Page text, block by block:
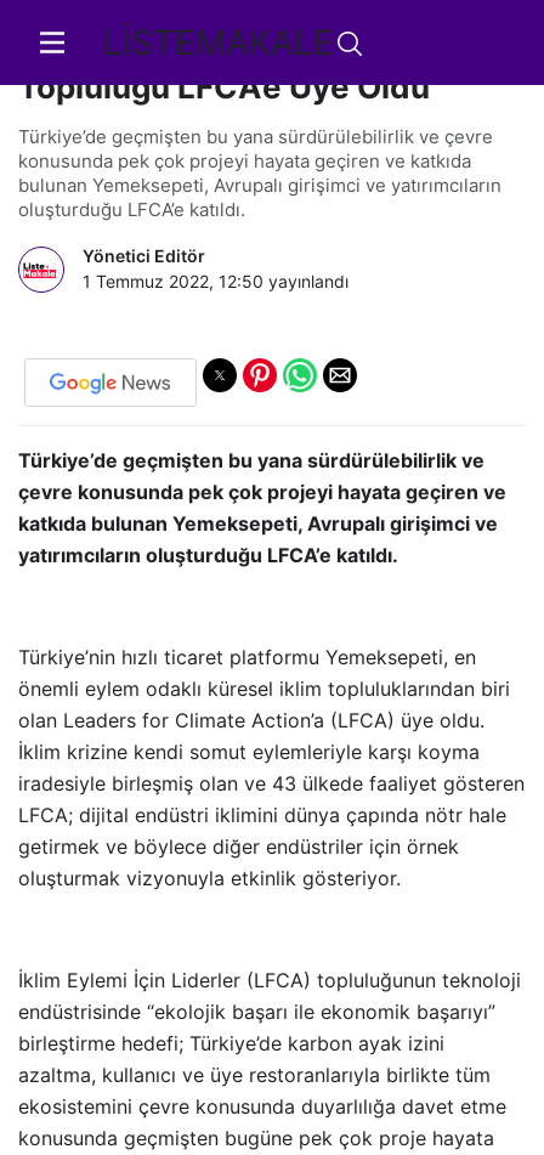
LİSTEMAKALE
Yemeksepeti, Eylem Odaklı İklim
Topluluğu LFCA’e Üye Oldu
Türkiye’de geçmişten bu yana sürdürülebilirlik ve çevre
konusunda pek çok projeyi hayata geçiren ve katkıda
bulunan Yemeksepeti, Avrupalı girişimci ve yatırımcıların
oluşturduğu LFCA’e katıldı.
Yönetici Editör
1 Temmuz 2022, 12:50 yayınlandı
Türkiye’de geçmişten bu yana sürdürülebilirlik ve
çevre konusunda pek çok projeyi hayata geçiren ve
katkıda bulunan Yemeksepeti, Avrupalı girişimci ve
yatırımcıların oluşturduğu LFCA’e katıldı.
Türkiye’nin hızlı ticaret platformu Yemeksepeti, en
önemli eylem odaklı küresel iklim topluluklarından biri
olan Leaders for Climate Action’a (LFCA) üye oldu.
İklim krizine kendi somut eylemleriyle karşı koyma
iradesiyle birleşmiş olan ve 43 ülkede faaliyet gösteren
LFCA; dijital endüstri iklimini dünya çapında nötr hale
getirmek ve böylece diğer endüstriler için örnek
oluşturmak vizyonuyla etkinlik gösteriyor.
İklim Eylemi İçin Liderler (LFCA) topluluğunun teknoloji
endüstrisinde “ekolojik başarı ile ekonomik başarıyı”
birleştirme hedefi; Türkiye’de karbon ayak izini
azaltma, kullanıcı ve üye restoranlarıyla birlikte tüm
ekosistemini çevre konusunda duyarlılığa davet etme
konusunda geçmişten bugüne pek çok proje hayata